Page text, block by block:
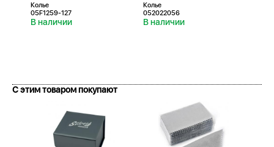
Колье
05F1259-127
В наличии
Колье
052022056
В наличии
С этим товаром покупают